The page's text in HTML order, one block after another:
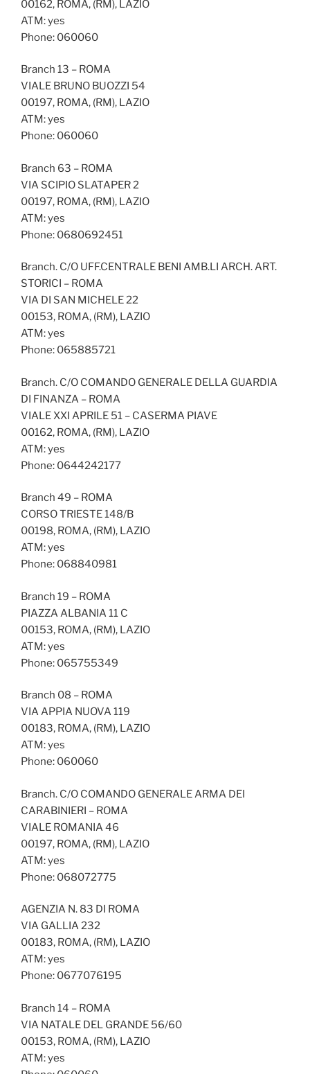
00162, ROMA, (RM), LAZIO
ATM: yes
Phone: 060060
Branch 13 – ROMA
VIALE BRUNO BUOZZI 54
00197, ROMA, (RM), LAZIO
ATM: yes
Phone: 060060
Branch 63 – ROMA
VIA SCIPIO SLATAPER 2
00197, ROMA, (RM), LAZIO
ATM: yes
Phone: 0680692451
Branch. C/O UFF.CENTRALE BENI AMB.LI ARCH. ART.
STORICI – ROMA
VIA DI SAN MICHELE 22
00153, ROMA, (RM), LAZIO
ATM: yes
Phone: 065885721
Branch. C/O COMANDO GENERALE DELLA GUARDIA
DI FINANZA – ROMA
VIALE XXI APRILE 51 – CASERMA PIAVE
00162, ROMA, (RM), LAZIO
ATM: yes
Phone: 0644242177
Branch 49 – ROMA
CORSO TRIESTE 148/B
00198, ROMA, (RM), LAZIO
ATM: yes
Phone: 068840981
Branch 19 – ROMA
PIAZZA ALBANIA 11 C
00153, ROMA, (RM), LAZIO
ATM: yes
Phone: 065755349
Branch 08 – ROMA
VIA APPIA NUOVA 119
00183, ROMA, (RM), LAZIO
ATM: yes
Phone: 060060
Branch. C/O COMANDO GENERALE ARMA DEI
CARABINIERI – ROMA
VIALE ROMANIA 46
00197, ROMA, (RM), LAZIO
ATM: yes
Phone: 068072775
AGENZIA N. 83 DI ROMA
VIA GALLIA 232
00183, ROMA, (RM), LAZIO
ATM: yes
Phone: 0677076195
Branch 14 – ROMA
VIA NATALE DEL GRANDE 56/60
00153, ROMA, (RM), LAZIO
ATM: yes